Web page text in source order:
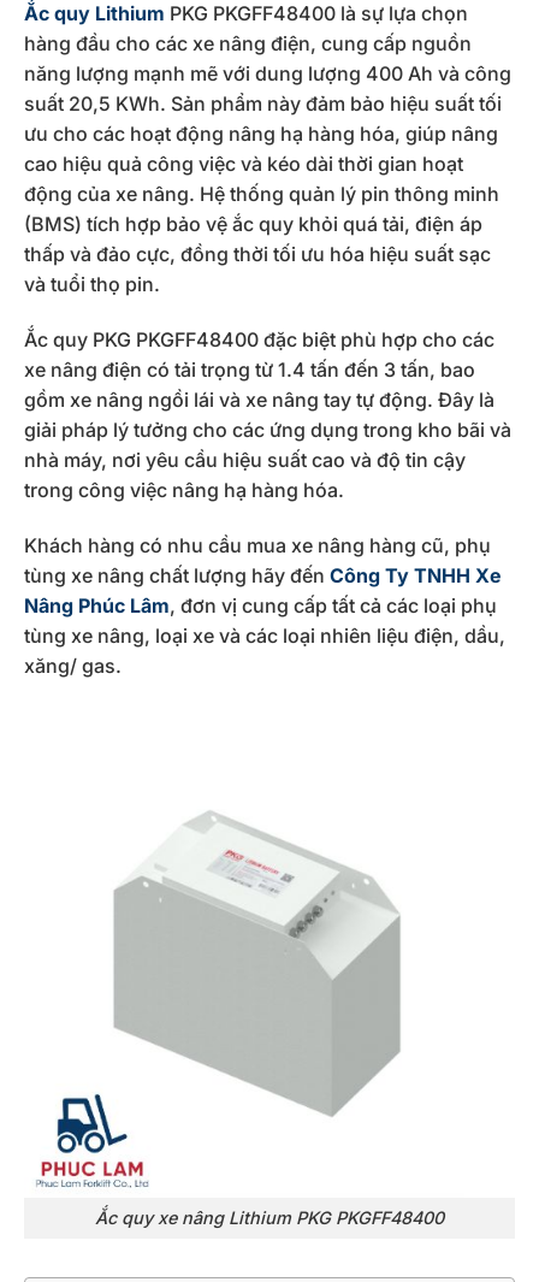
Ắc quy Lithium PKG PKGFF48400 là sự lựa chọn
hàng đầu cho các xe nâng điện, cung cấp nguồn
năng lượng mạnh mẽ với dung lượng 400 Ah và công
suất 20,5 KWh. Sản phẩm này đảm bảo hiệu suất tối
ưu cho các hoạt động nâng hạ hàng hóa, giúp nâng
cao hiệu quả công việc và kéo dài thời gian hoạt
động của xe nâng. Hệ thống quản lý pin thông minh
(BMS) tích hợp bảo vệ ắc quy khỏi quá tải, điện áp
thấp và đảo cực, đồng thời tối ưu hóa hiệu suất sạc
và tuổi thọ pin.
Ắc quy PKG PKGFF48400 đặc biệt phù hợp cho các
xe nâng điện có tải trọng từ 1.4 tấn đến 3 tấn, bao
gồm xe nâng ngồi lái và xe nâng tay tự động. Đây là
giải pháp lý tưởng cho các ứng dụng trong kho bãi và
nhà máy, nơi yêu cầu hiệu suất cao và độ tin cậy
trong công việc nâng hạ hàng hóa.
Khách hàng có nhu cầu mua xe nâng hàng cũ, phụ
tùng xe nâng chất lượng hãy đến Công Ty TNHH Xe
Nâng Phúc Lâm, đơn vị cung cấp tất cả các loại phụ
tùng xe nâng, loại xe và các loại nhiên liệu điện, dầu,
xăng/ gas.
Ắc quy xe nâng Lithium PKG PKGFF48400